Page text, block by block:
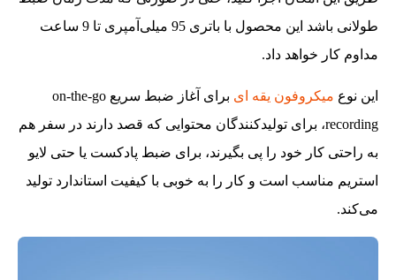
طولانی باشد این محصول با باتری 95 میلی‌آمپری تا 9 ساعت
مداوم کار خواهد داد.
این نوع میکروفون یقه ای
برای آغاز ضبط سریع on-the-go
recording، برای تولیدکنندگان محتوایی که قصد دارند در سفر هم
به راحتی کار خود را پی بگیرند،‌ برای ضبط پادکست یا حتی لایو
استریم مناسب است و کار را به خوبی با کیفیت استاندارد تولید
می‌کند.